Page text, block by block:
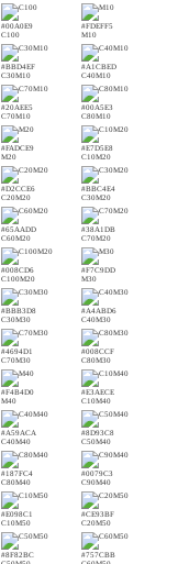
#00A0E9
C100
#FDEFF5
M10
#BBD4EF
C30M10
#A1CBED
C40M10
#20AEE5
C70M10
#00A5E3
C80M10
#FADCE9
M20
#E7D5E8
C10M20
#D2CCE6
C20M20
#BBC4E4
C30M20
#65AADD
C60M20
#38A1DB
C70M20
#008CD6
C100M20
#F7C9DD
M30
#BBB3D8
C30M30
#A4ABD6
C40M30
#4694D1
C70M30
#008CCF
C80M30
#F4B4D0
M40
#E3AECE
C10M40
#A59ACA
C40M40
#8D93C8
C50M40
#187FC4
C80M40
#0079C3
C90M40
#E098C1
C10M50
#CE93BF
C20M50
#8F82BC
#757CBB